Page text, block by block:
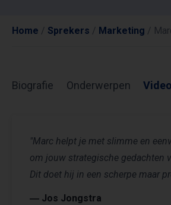
Home / Sprekers / Marketing /
Biografie Onderwerpen
"Marc helpt je met slimme en
om jouw strategische gedachten
Dit doet hij in een scherpe maar
― Jos Jongstra